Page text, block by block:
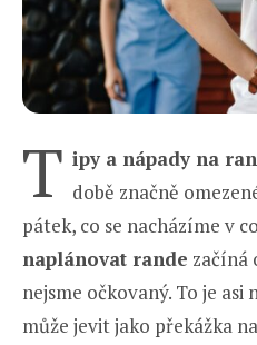
T ipy a nápady na
době značně
pátek, co se nacházíme v
naplánovat rande začíná
nejsme očkovaný. To je asi
může jevit jako překážka